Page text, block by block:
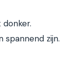
spannend zijn.